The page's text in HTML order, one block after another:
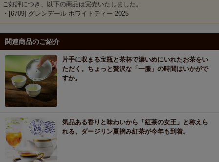
ご好評につき、以下の商品は完売いたしました。
・[6709] グレンデール ホワイトティー 2025
関連商品のご紹介
片手に収まる宝瓶と茶杯で濃いめにいれたお茶をい
ただく。ちょっと贅沢な「一服」の時間はいかがで
すか。
気品ある香りと味わいから「紅茶の女王」と称えら
れる、ダージリン夏摘み紅茶が今年も到着。